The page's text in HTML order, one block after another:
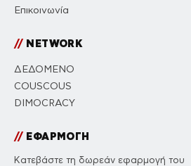
Επικοινωνία
//NETWORK
ΔΕΔΟΜΕΝΟ
COUSCOUS
DIMOCRACY
//ΕΦΑΡΜΟΓΗ
Κατεβάστε τη δωρεάν εφαρμογή του